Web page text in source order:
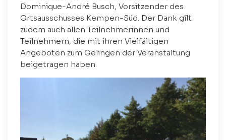
Dominique-André Busch, Vorsitzender des
Ortsausschusses Kempen-Süd. Der Dank gilt
zudem auch allen Teilnehmerinnen und
Teilnehmern, die mit ihren Vielfältigen
Angeboten zum Gelingen der Veranstaltung
beigetragen haben.